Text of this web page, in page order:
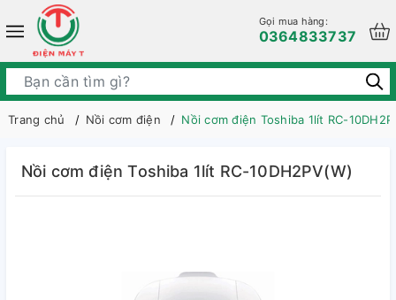
Gọi mua hàng:
0364833737
Trang chủ Nồi cơm điện Nồi cơm điện Toshiba 1lít RC-
Nồi cơm điện Toshiba 1lít RC-10DH2PV(W)